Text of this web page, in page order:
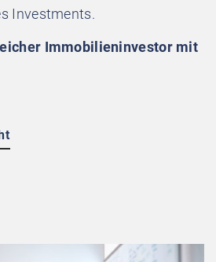
Investments.
Immobilieninvestor mit